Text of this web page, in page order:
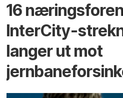
16
InterCity-
langer ut mot